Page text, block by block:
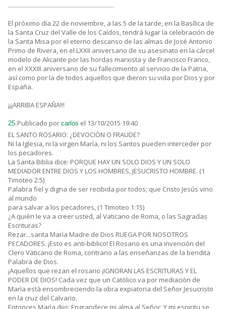
......................................................................
El próximo día 22 de noviembre, a las 5 de la tarde, en la Basílica de
la Santa Cruz del Valle de los Caídos, tendrá lugar la celebración de
la Santa Misa por el eterno descanso de las almas de José Antonio
Primo de Rivera, en el LXXII aniversario de su asesinato en la cárcel
modelo de Alicante por las hordas marxista y de Francisco Franco,
en el XXXIII aniversario de su fallecimiento al servicio de la Patria,
así como por la de todos aquellos que dieron su vida por Dios y por
España.
¡¡¡ARRIBA ESPAÑA!!!
25.Publicado por carlos el 13/10/2015 19:40
EL SANTO ROSARIO: ¿DEVOCIÒN O FRAUDE?
Ni la Iglesia, ni la virgen Marìa, ni los Santos pueden interceder por
los pecadores.
La Santa Biblia dice: PORQUE HAY UN SOLO DIOS Y UN SOLO
MEDIADOR ENTRE DIOS Y LOS HOMBRES, JESUCRISTO HOMBRE. (1
Timoteo 2:5)
Palabra fiel y digna de ser recibida por todos; que Cristo Jesús vino
al mundo
para salvar a los pecadores, (1 Timoteo 1:15)
¿A quièn le va a creer usted, al Vaticano de Roma, o las Sagradas
Escrituras?
Rezar...santa Marìa Madre de Dios RUEGA POR NOSOTROS
PECADORES. ¡Esto es anti-biblico! El Rosario es una invenciòn del
Clero Vaticano de Roma, contrario a las enseñanzas de la bendita
Palabra de Dios.
¡Aquellos que rezan el rosario ¡IGNORAN LAS ESCRITURAS Y EL
PODER DE DIOS! Cada vez que un Catòlico va por mediaciòn de
Marìa està ensombreciendo la obra expiatoria del Señor Jesucristo
en la cruz del Calvario.
Entonces Marìa dijo: Engrandece mi alma al Señor; Y mi espiritu se